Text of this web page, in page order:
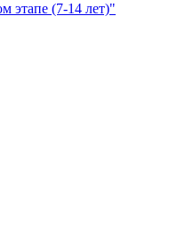
этапе (7-14 лет)"